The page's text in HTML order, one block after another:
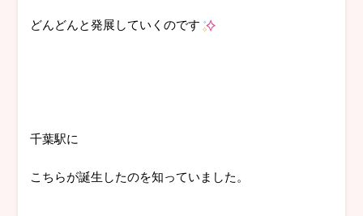
どんどんと発展していくのです
千葉駅に
こちらが誕生したのを知っていました。